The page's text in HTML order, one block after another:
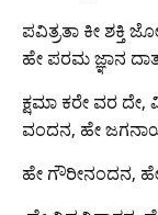
ಪವಿತ್ರತಾ ಕೀ
ಹೇ ಪರಮ ಜ್ಞಾನ
ಕ್ಷಮಾ ಕರೇ ವರ
ವಂದನ, ಹೇ
ಹೇ ಗೌರೀನಂದನ,